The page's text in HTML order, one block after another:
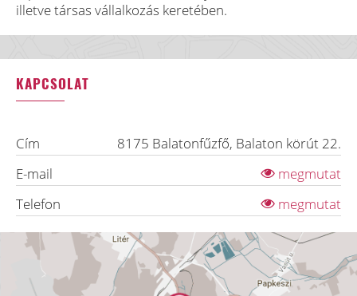
illetve társas vállalkozás keretében.
KAPCSOLAT
Cím 8175 Balatonfűzfő, Balaton körút 22.
E-mail
megmutat
Telefon
megmutat